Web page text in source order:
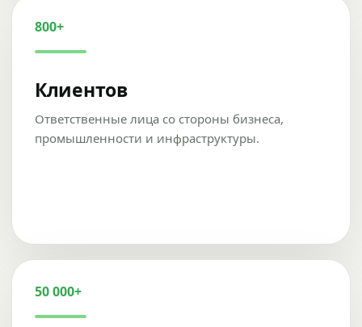
800+
Клиентов
Ответственные лица со стороны бизнеса,
промышленности и инфраструктуры.
50 000+